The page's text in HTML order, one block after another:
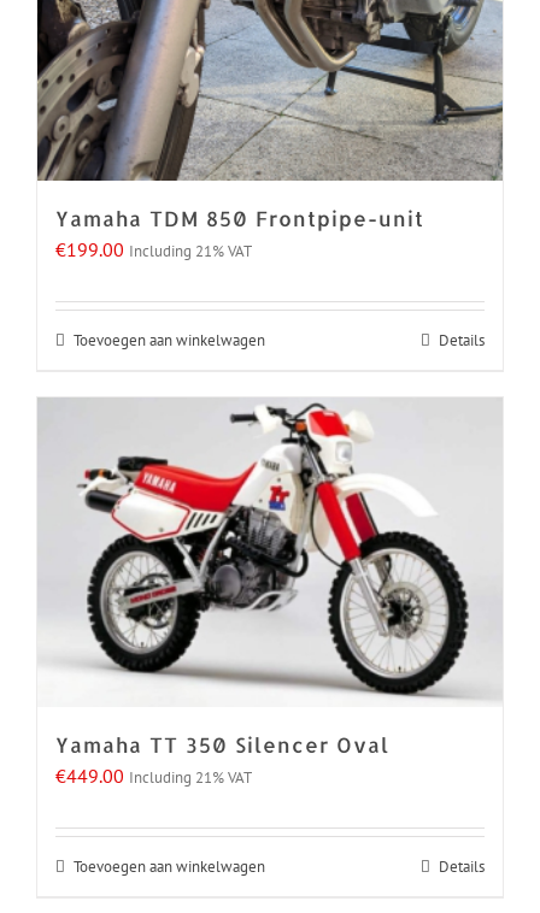
Yamaha TDM 850 Frontpipe-unit
€199.00 Including 21% VAT
Toevoegen aan winkelwagen Details
Yamaha TT 350 Silencer Oval
€449.00 Including 21% VAT
Toevoegen aan winkelwagen Details